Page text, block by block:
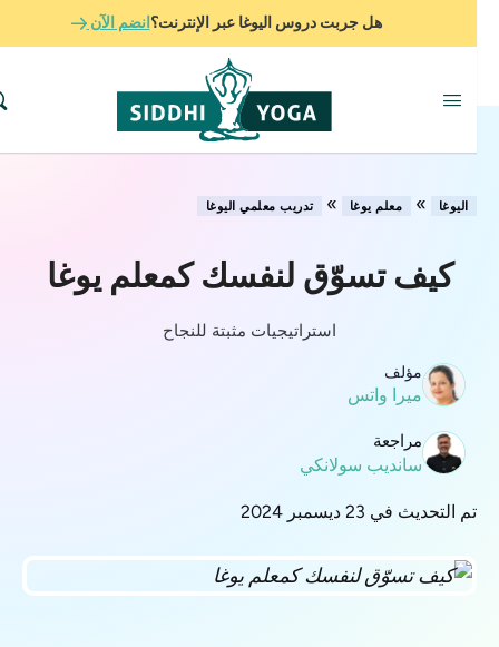
هل جربت دروس اليوغا عبر الإنترنت؟انضم الآن
اليوغا » معلم يوغا » تدريب معلمي اليوغا
كيف تسوّق لنفسك كمعلم يوغا
استراتيجيات مثبتة للنجاح
مؤلف
ميرا واتس
مراجعة
سانديب سولانكي
تم التحديث في 23 ديسمبر 2024